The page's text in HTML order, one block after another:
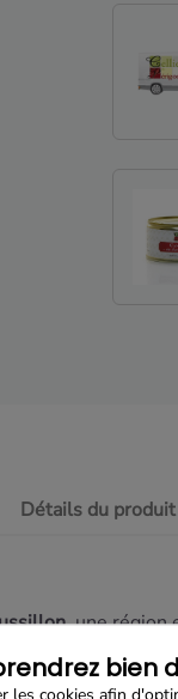
Détails du produit
, une région
d'abricots
bien